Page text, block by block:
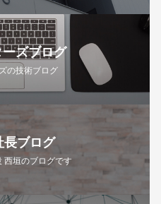
ズブログ
の技術ブログ
長ブログ
西垣のブログです